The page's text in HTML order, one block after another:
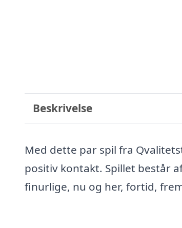
Beskrivelse
Med dette par spil fra
positiv kontakt. Spillet består
finurlige, nu og her, fortid,